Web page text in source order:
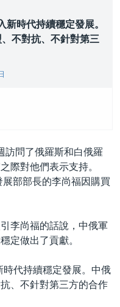
新時代持續穩定發展。
不對抗、不針對第三
訪問了俄羅斯和白俄羅
際對他們表示支持。
部部長的李尚福因購買
李尚福的話說，中俄軍
定做出了貢獻。
時代持續穩定發展。中俄
、不針對第三方的合作